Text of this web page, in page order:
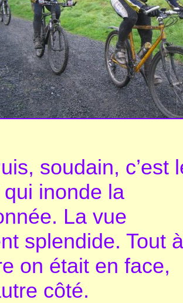
soudain, c’est
inonde la
La vue
splendide. Tout à
on était en face,
côté.